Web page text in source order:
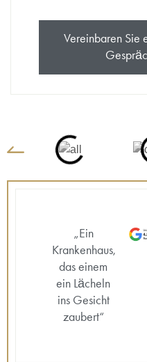
Vereinbaren Sie
„Ein
Krankenhaus,
das einem
ein Lächeln
ins Gesicht
zaubert“